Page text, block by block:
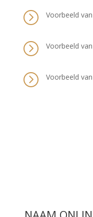
= Voorbeeld
= Voorbeeld
= Voorbeeld